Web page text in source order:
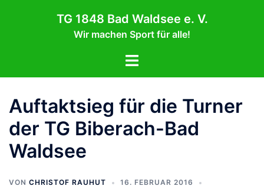
TG 1848 Bad Waldsee e. V.
Wir machen Sport für alle!
Menü
Auftaktsieg für die Turner
der TG Biberach-Bad
Waldsee
VON CHRISTOF RAUHUT
16. FEBRUAR 2016